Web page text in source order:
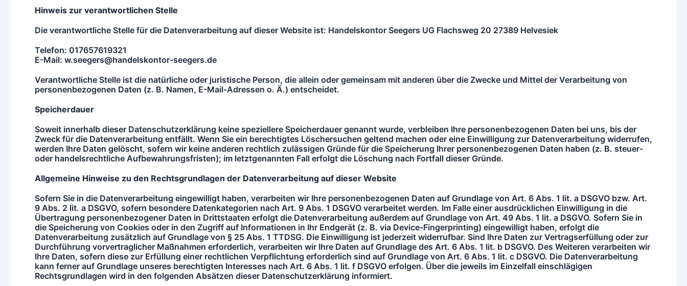
Hinweis zur verantwortlichen Stelle
Die verantwortliche Stelle für die Datenverarbeitung auf dieser Website ist: Handelskontor Seegers UG Flachsweg 20 27389 Helvesiek
Telefon: 017657619321
E-Mail: w.seegers@handelskontor-seegers.de
Verantwortliche Stelle ist die natürliche oder juristische Person, die allein oder gemeinsam mit anderen über die Zwecke und Mittel der Verarbeitung von
personenbezogenen Daten (z. B. Namen, E-Mail-Adressen o. Ä.) entscheidet.
Speicherdauer
Soweit innerhalb dieser Datenschutzerklärung keine speziellere Speicherdauer genannt wurde, verbleiben Ihre personenbezogenen Daten bei uns, bis der
Zweck für die Datenverarbeitung entfällt. Wenn Sie ein berechtigtes Löschersuchen geltend machen oder eine Einwilligung zur Datenverarbeitung widerrufen,
werden Ihre Daten gelöscht, sofern wir keine anderen rechtlich zulässigen Gründe für die Speicherung Ihrer personenbezogenen Daten haben (z. B. steuer-
oder handelsrechtliche Aufbewahrungsfristen); im letztgenannten Fall erfolgt die Löschung nach Fortfall dieser Gründe.
Allgemeine Hinweise zu den Rechtsgrundlagen der Datenverarbeitung auf dieser Website
Sofern Sie in die Datenverarbeitung eingewilligt haben, verarbeiten wir Ihre personenbezogenen Daten auf Grundlage von Art. 6 Abs. 1 lit. a DSGVO bzw. Art.
9 Abs. 2 lit. a DSGVO, sofern besondere Datenkategorien nach Art. 9 Abs. 1 DSGVO verarbeitet werden. Im Falle einer ausdrücklichen Einwilligung in die
Übertragung personenbezogener Daten in Drittstaaten erfolgt die Datenverarbeitung außerdem auf Grundlage von Art. 49 Abs. 1 lit. a DSGVO. Sofern Sie in
die Speicherung von Cookies oder in den Zugriff auf Informationen in Ihr Endgerät (z. B. via Device-Fingerprinting) eingewilligt haben, erfolgt die
Datenverarbeitung zusätzlich auf Grundlage von § 25 Abs. 1 TTDSG. Die Einwilligung ist jederzeit widerrufbar. Sind Ihre Daten zur Vertragserfüllung oder zur
Durchführung vorvertraglicher Maßnahmen erforderlich, verarbeiten wir Ihre Daten auf Grundlage des Art. 6 Abs. 1 lit. b DSGVO. Des Weiteren verarbeiten wir
Ihre Daten, sofern diese zur Erfüllung einer rechtlichen Verpflichtung erforderlich sind auf Grundlage von Art. 6 Abs. 1 lit. c DSGVO. Die Datenverarbeitung
kann ferner auf Grundlage unseres berechtigten Interesses nach Art. 6 Abs. 1 lit. f DSGVO erfolgen. Über die jeweils im Einzelfall einschlägigen
Rechtsgrundlagen wird in den folgenden Absätzen dieser Datenschutzerklärung informiert.